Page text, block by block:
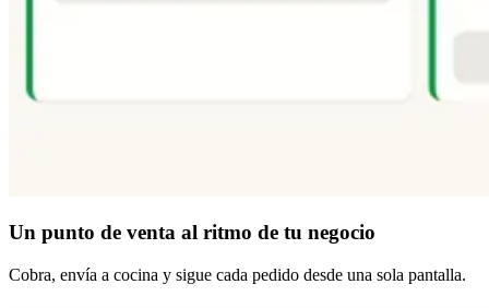
Un punto de venta al ritmo de tu negocio
Cobra, envía a cocina y sigue cada pedido desde una sola pantalla.